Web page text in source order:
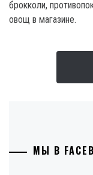
брокколи,
овощ в магазине.
МЫ В